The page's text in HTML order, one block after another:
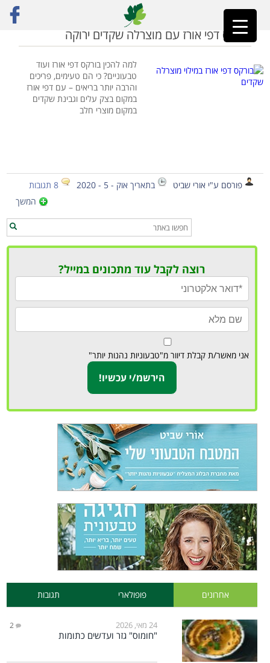
ראשי»מנקאי
בורקס דפי אורז עם מוצרלה שקדים ירוקה
למה להכין בורקס דפי אורז ועוד
טבעוניים? כי הם טעימים, פריכים
והרבה יותר בריאים – עם דפי אורז
במקום בצק עלים וגבינת שקדים
במקום מוצרי חלב
פורסם ע"י אורי שביט בתאריך אוק - 5 - 2020
8 תגובות
המשך
רוצה לקבל עוד מתכונים במייל?
אני מאשר/ת קבלת דיוור מ"טבעוניות נהנות יותר"
אחרונים פופולארי תגובות
24 מאי, 2026 2
"חומוס" גזר ועדשים כתומות